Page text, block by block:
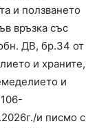
и ползването
връзка със
ДВ, бр.34 от
и храните,
и
и писмо с